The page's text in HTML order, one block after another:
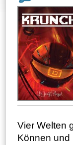
Vier Welten
Können und